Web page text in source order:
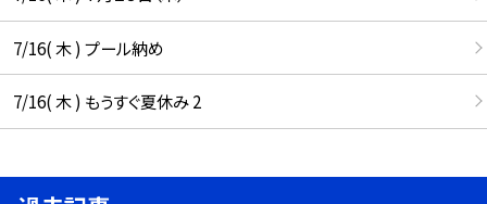
7/16( 木 ) プール納め
7/16( 木 ) もうすぐ夏休み 2